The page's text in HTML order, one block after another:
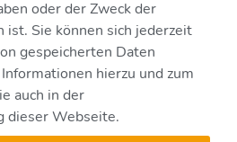
oder der Zweck der
ist. Sie können sich jederzeit
gespeicherten Daten
hierzu und zum
auch in der
dieser Webseite.